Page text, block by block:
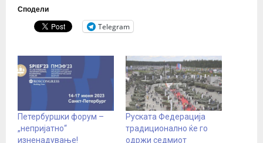
Сподели
Telegram
Петербуршки форум –
„непријатно“
изненадување!
Руската Федерација
традиционално ќе го
одржи седмиот